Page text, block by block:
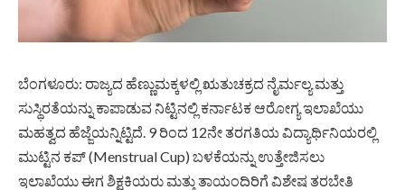
ಬೆಂಗಳೂರು: ರಾಜ್ಯದ ಹೆಣ್ಣುಮಕ್ಕಳಲ್ಲಿ ಋತುಚಕ್ರದ ನೈರ್ಮಲ್ಯ ಮತ್ತು
ಸುಸ್ಥಿರತೆಯನ್ನು ಕಾಪಾಡುವ ನಿಟ್ಟಿನಲ್ಲಿ ಕರ್ನಾಟಕ ಆರೋಗ್ಯ ಇಲಾಖೆಯು
ಮಹತ್ವದ ಹೆಜ್ಜೆಯನ್ನಿಟ್ಟಿದೆ. 9 ರಿಂದ 12ನೇ ತರಗತಿಯ ವಿದ್ಯಾರ್ಥಿನಿಯರಲ್ಲಿ
ಮುಟ್ಟಿನ ಕಪ್ (Menstrual Cup) ಬಳಕೆಯನ್ನು ಉತ್ತೇಜಿಸಲು
ಇಲಾಖೆಯು ಈಗ ಶಿಕ್ಷಕಿಯರು ಮತ್ತು ತಾಯಂದಿರಿಗೆ ವಿಶೇಷ ತರಬೇತಿ